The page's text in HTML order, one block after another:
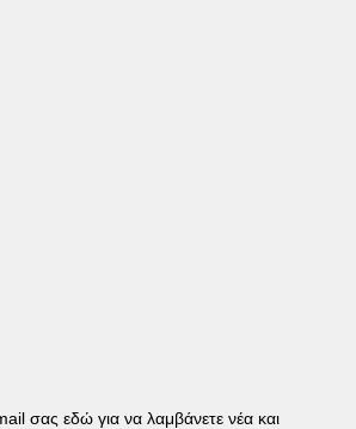
σας εδώ για να λαμβάνετε νέα και